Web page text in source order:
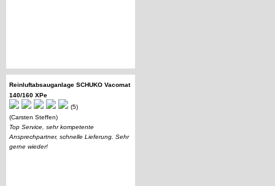
Reinluftabsauganlage SCHUKO Vacomat
140/160 XPe
(5)
(Carsten Steffen)
Top Service, sehr kompetente
Ansprechpartner, schnelle Lieferung. Sehr
gerne wieder!